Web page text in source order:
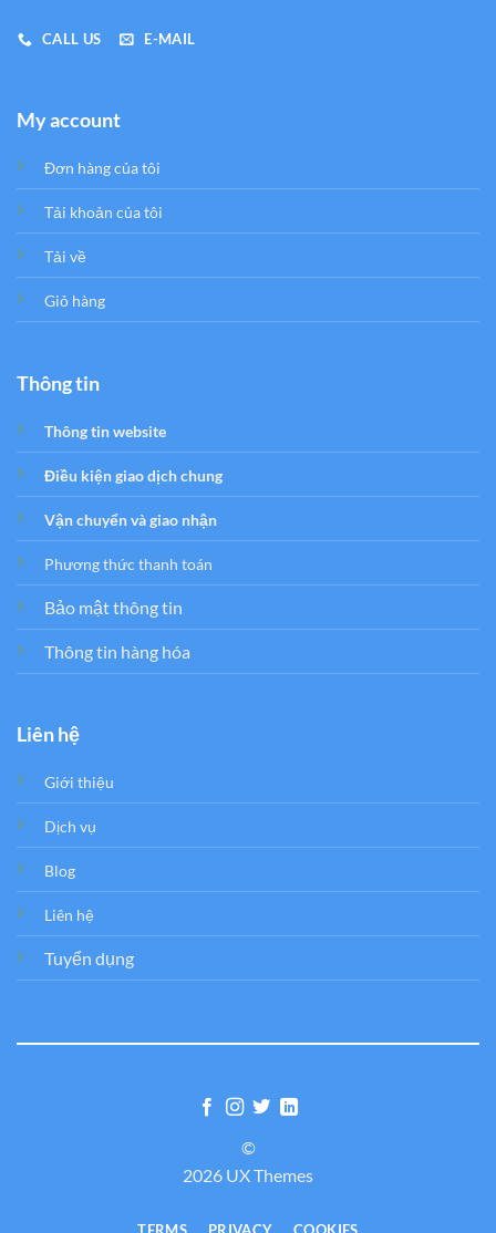
CALL US E-MAIL
My account
Đơn hàng của tôi
Tải khoản của tôi
Tải về
Giỏ hàng
Thông tin
Thông tin website
Điều kiện giao dịch chung
Vận chuyển và giao nhận
Phương thức thanh toán
Bảo mật thông tin
Thông tin hàng hóa
Liên hệ
Giới thiệu
Dịch vụ
Blog
Liên hệ
Tuyển dụng
©
2026 UX Themes